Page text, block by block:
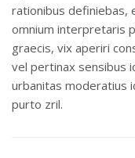
rationibus definiebas,
omnium interpretaris
graecis, vix aperiri
vel pertinax sensibus
urbanitas moderatius
purto zril.